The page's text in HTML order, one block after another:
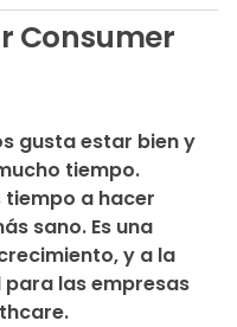
Consumer
gusta estar bien y
tiempo.
a hacer
sano. Es una
y a la
las empresas